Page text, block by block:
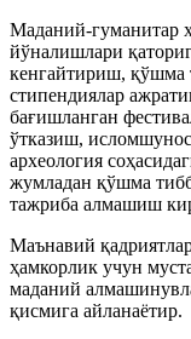
Маданий-гуманитар
йўналишлари
кенгайтириш, қўшма
стипендиялар
бағишланган
ўтказиш,
археология
жумладан қўшма
тажриба алмашиш
Маънавий
ҳамкорлик учун
маданий
қисмига айланаётир.